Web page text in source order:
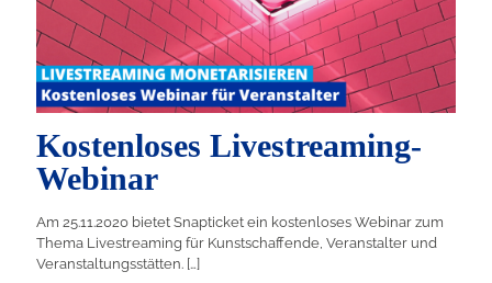
Kostenloses Livestreaming-
Webinar
Am 25.11.2020 bietet Snapticket ein kostenloses Webinar zum
Thema Livestreaming für Kunstschaffende, Veranstalter und
Veranstaltungsstätten. […]